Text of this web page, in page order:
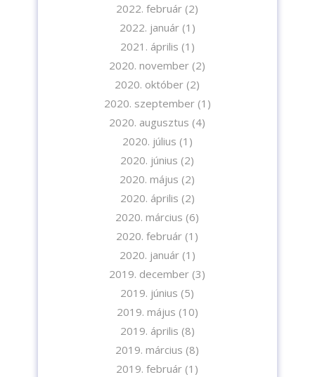
2022. február (2)
2022. január(1)
2021. április (1)
2020. november (2)
2020. október (2)
2020. szeptember(1)
2020. augusztus (4)
2020. július (1)
2020. június (2)
2020. május (2)
2020. április (2)
2020. március (6)
2020. február (1)
2020. január(1)
2019. december (3)
2019. június (5)
2019. május (10)
2019. április (8)
2019. március (8)
2019. február (1)